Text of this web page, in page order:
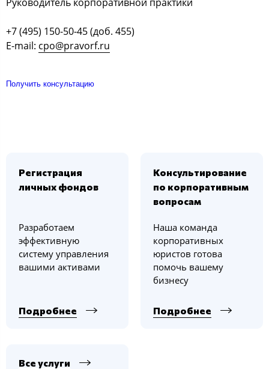
+7 (495) 150-50-45 (доб. 455)
E-mail: cpo@pravorf.ru
Получить консультацию
Регистрация
личных фондов
Разработаем
эффективную
систему управления
вашими активами
Подробнее
Консультирование
по корпоративным
вопросам
Наша команда
корпоративных
юристов готова
помочь вашему
бизнесу
Подробнее
Все услуги